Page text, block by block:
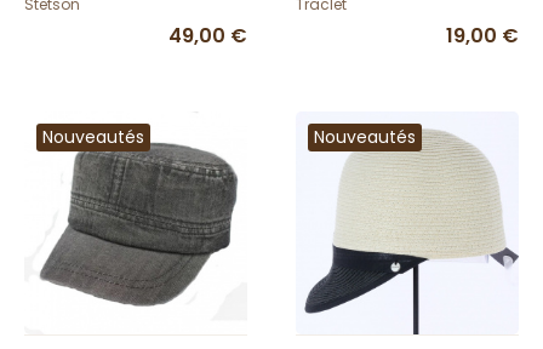
49,00 € 19,00 €
Nouveautés Nouveautés